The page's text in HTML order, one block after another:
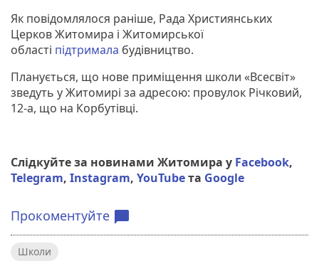
Як повідомлялося раніше, Рада Християнських
Церков Житомира і Житомирської
області підтримала будівництво.
Планується, що нове приміщення школи «Всесвіт»
зведуть у Житомирі за адресою: провулок Річковий,
12-а, що на Корбутівці.
Слідкуйте за новинами Житомира у Facebook,
Telegram, Instagram, YouTubeта Google
Прокоментуйте chat_bubble
Школи